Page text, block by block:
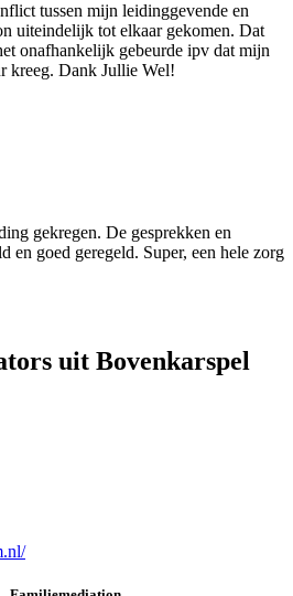
tussen mijn leidinggevende en
uiteindelijk tot elkaar gekomen. Dat
onafhankelijk gebeurde ipv dat mijn
kreeg. Dank Jullie Wel!
gekregen. De gesprekken en
en goed geregeld. Super, een hele zorg
uit Bovenkarspel